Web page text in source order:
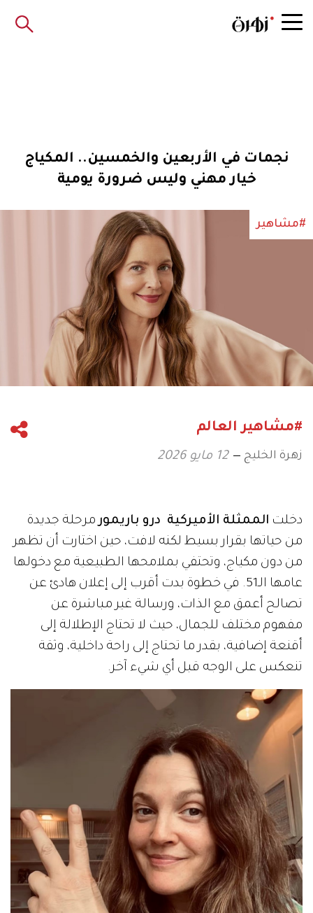
نجمات في الأربعين والخمسين.. المكياج
خيار مهني وليس ضرورة يومية
#مشاهير
#مشاهير العالم
زهرة الخليج 12 مايو 2026
دخلت الممثلة الأميركية درو باريمورمرحلة جديدة
من حياتها بقرار بسيط لكنه لافت، حين اختارت أن تظهر
من دون مكياج، وتحتفي بملامحها الطبيعية مع دخولها
عامها الـ51. في خطوة بدت أقرب إلى إعلان هادئ عن
تصالح أعمق مع الذات، ورسالة غير مباشرة عن
مفهوم مختلف للجمال، حيث لا تحتاج الإطلالة إلى
أقنعة إضافية، بقدر ما تحتاج إلى راحة داخلية، وثقة
تنعكس على الوجه قبل أي شيء آخر.